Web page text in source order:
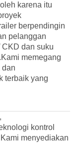
karena itu
berpendingin
pelanggan
dan suku
Kami memegang
dan
terbaik yang
kontrol
menyediakan